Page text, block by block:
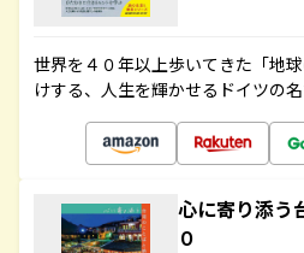
世界を４０年以上歩いてきた「地
けする、人生を輝かせるドイツの
心に寄り添う
０